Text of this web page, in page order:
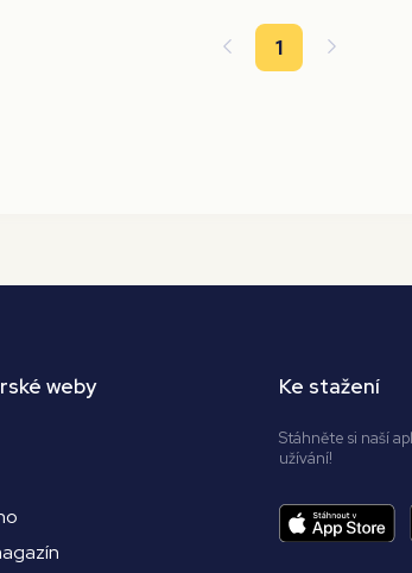
1
weby Ke stažení
Stáhněte si naší
užívání!